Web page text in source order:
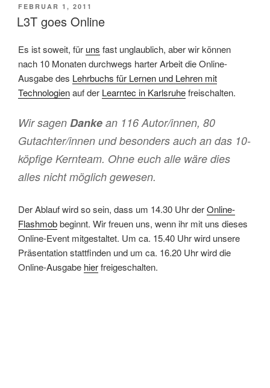
VERÖFFENTLICHT
AM
FEBRUAR 1, 2011
L3T goes Online
Es ist soweit, für uns fast unglaublich, aber wir können
nach 10 Monaten durchwegs harter Arbeit die Online-
Ausgabe des Lehrbuchs für Lernen und Lehren mit
Technologienauf der Learntec in Karlsruhefreischalten.
Wir sagen Danke an 116 Autor/innen, 80
Gutachter/innen und besonders auch an das 10-
köpfige Kernteam. Ohne euch alle wäre dies
alles nicht möglich gewesen.
Der Ablauf wird so sein, dass um 14.30 Uhr derOnline-
Flashmobbeginnt. Wir freuen uns, wenn ihr mit uns dieses
Online-Event mitgestaltet. Um ca. 15.40 Uhr wird unsere
Präsentation stattfinden und um ca. 16.20 Uhr wird die
Online-Ausgabe hierfreigeschalten.